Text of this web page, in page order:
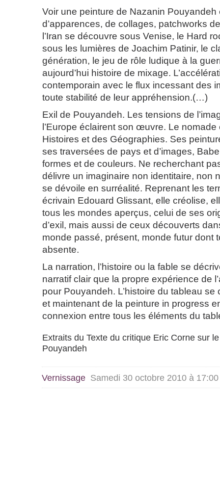
Voir une peinture de Nazanin Pouyandeh
d’apparences, de collages, patchworks
l’Iran se découvre sous Venise, le Hard
sous les lumières de Joachim Patinir, le
génération, le jeu de rôle ludique à la
aujourd’hui histoire de mixage.
contemporain avec le flux incessant des
toute stabilité de leur appréhension.(…)
Exil de Pouyandeh. Les tensions de
l’Europe éclairent son œuvre. Le nomade
Histoires et des Géographies. Ses
ses traversées de pays et d’images,
formes et de couleurs. Ne recherchant
délivre un imaginaire non identitaire, non
se dévoile en surréalité. Reprenant les
écrivain Edouard Glissant, elle créolise,
tous les mondes aperçus, celui de ses
d’exil, mais aussi de ceux découverts
monde passé, présent, monde futur dont
absente.
La narration, l’histoire ou la fable se
narratif clair que la propre expérience de
pour Pouyandeh. L’histoire du tableau se
et maintenant de la peinture in progress
connexion entre tous les éléments du
Extraits du Texte du critique Eric Corne sur
Pouyandeh
Vernissage Samedi 30 octobre 2010 à 17:00